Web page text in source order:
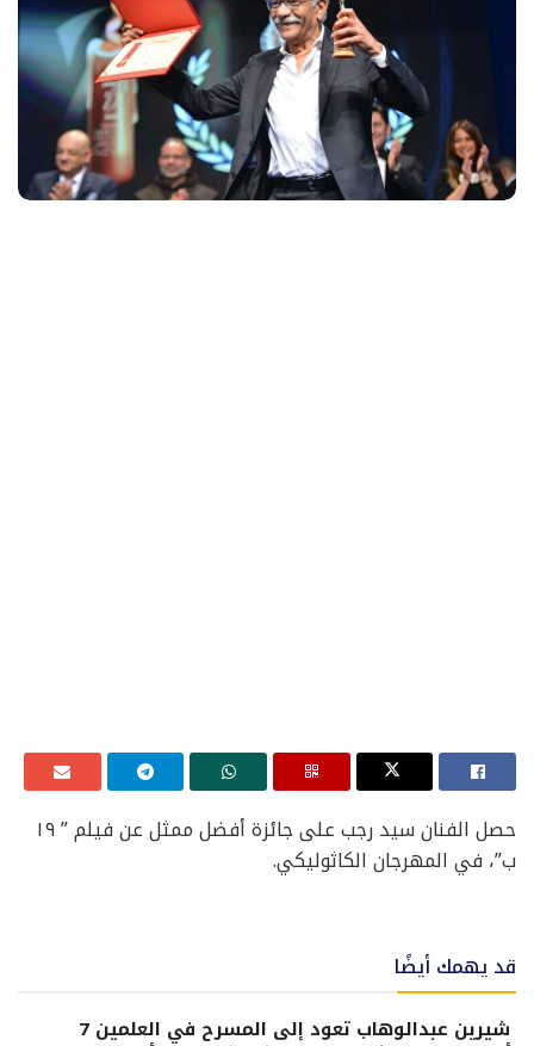
حصل الفنان سيد رجب على جائزة أفضل ممثل عن فيلم ” ١٩
ب”، في المهرجان الكاثوليكي.
قد يهمك أيضًا
شيرين عبدالوهاب تعود إلى المسرح في العلمين 7